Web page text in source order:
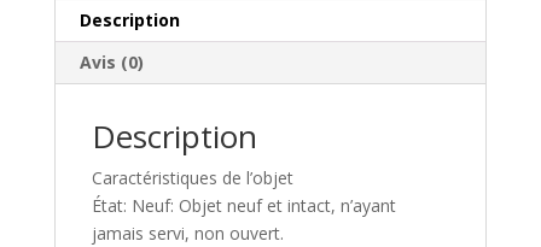
Rare
!
v
Description
Avis (0)
Description
Caractéristiques de l’objet
État: Neuf: Objet neuf et intact, n’ayant
jamais servi, non ouvert.